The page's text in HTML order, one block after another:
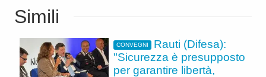
Simili
CONVEGNI
Rauti (Difesa):
"Sicurezza è presupposto
per garantire libertà,